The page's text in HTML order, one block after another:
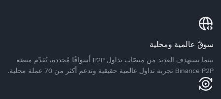
سوقٌ عالمية ومحلية
بينما تستهدف العديد من منصّات تداول P2P أسواقًا مُحددة، تُقدّم منصّة
Binance P2P تجربة تداول عالمية حقيقية وتدعم أكثر من 70 عملة محلية.